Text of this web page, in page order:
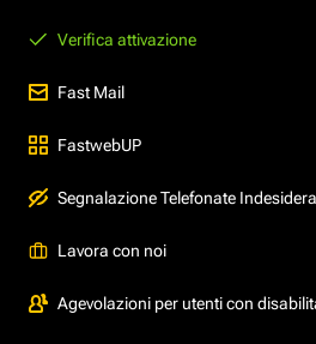
Verifica attivazione
Fast Mail
FastwebUP
Segnalazione Telefonate
Lavora con noi
Agevolazioni per utenti con